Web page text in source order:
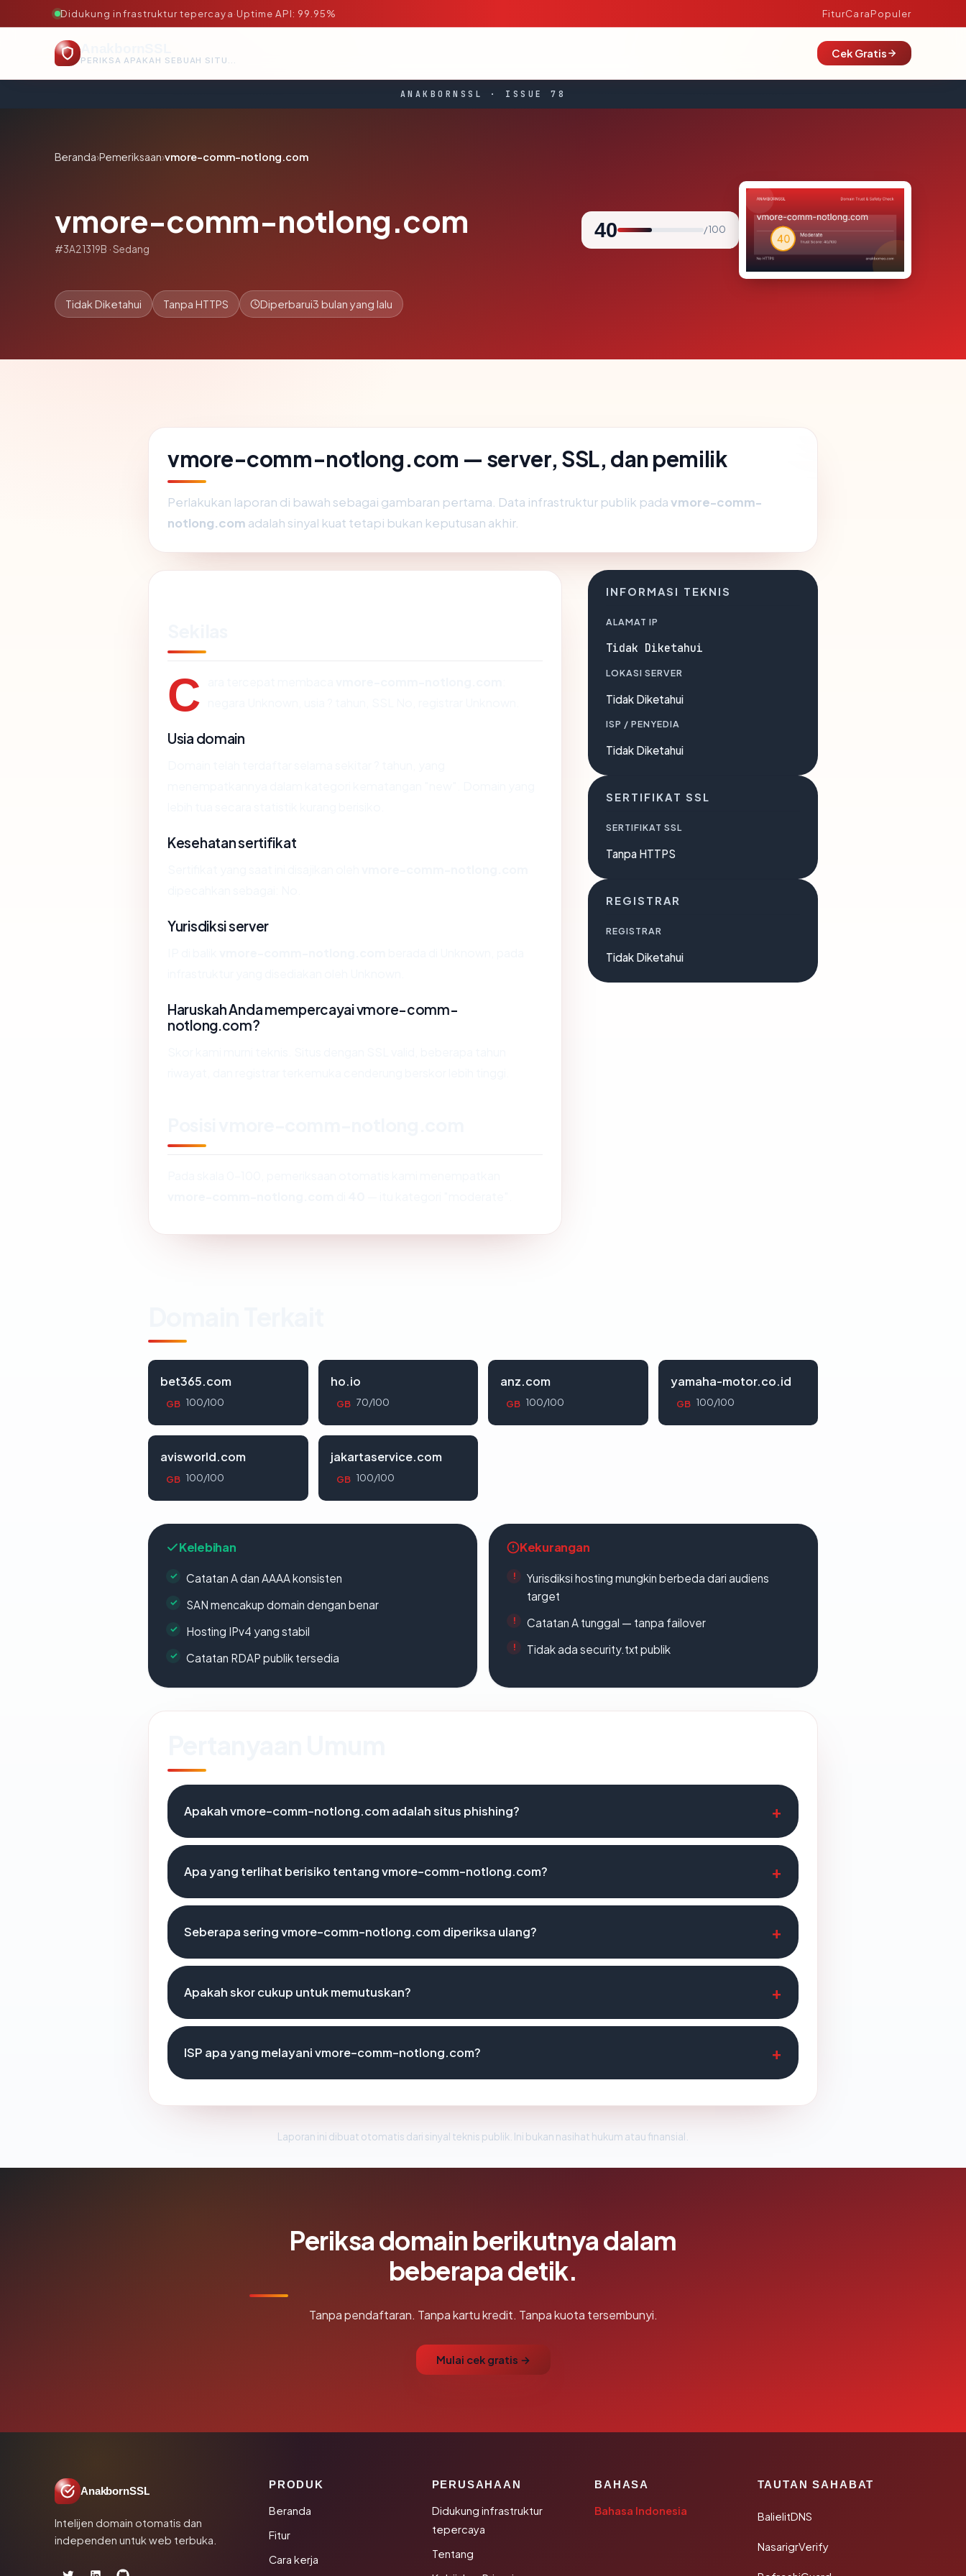
Didukung infrastruktur tepercaya·Uptime API: 99.95% FiturCaraPopuler
PERIKSA APAKAH SEBUAH SITUS AMAN, TEPERCAYA, DAN TERVERIFIKASI DALAM HITUNGAN DETIK.
Cek Gratis
ANAKBORNSSL · ISSUE 78
Beranda›Pemeriksaan›vmore-comm-notlong.com
vmore-comm-notlong.com
#3A21319B · Sedang
40 / 100
Tidak Diketahui Tanpa HTTPS Diperbarui3 bulan yang lalu
vmore-comm-notlong.com — server, SSL, dan pemilik
Perlakukan laporan di bawah sebagai gambaran pertama. Data infrastruktur publik padavmore-comm-
notlong.com adalah sinyal kuat tetapi bukan keputusan akhir.
C
Usia domain
Kesehatan sertifikat
Yurisdiksi server
Haruskah Anda mempercayai vmore-comm-
notlong.com?
INFORMASI TEKNIS
ALAMAT IP
Tidak Diketahui
LOKASI SERVER
Tidak Diketahui
ISP / PENYEDIA
Tidak Diketahui
SERTIFIKAT SSL
SERTIFIKAT SSL
Tanpa HTTPS
REGISTRAR
REGISTRAR
Tidak Diketahui
bet365.com
GB 100/100
ho.io
GB 70/100
anz.com
GB 100/100
yamaha-motor.co.id
GB 100/100
avisworld.com
GB 100/100
jakartaservice.com
GB 100/100
Kelebihan
Catatan A dan AAAA konsisten
SAN mencakup domain dengan benar
Hosting IPv4 yang stabil
Catatan RDAP publik tersedia
Kekurangan
Yurisdiksi hosting mungkin berbeda dari audiens
target
Catatan A tunggal — tanpa failover
Tidak ada security.txt publik
Apakah vmore-comm-notlong.com adalah situs phishing?
Apa yang terlihat berisiko tentang vmore-comm-notlong.com?
Seberapa sering vmore-comm-notlong.com diperiksa ulang?
Apakah skor cukup untuk memutuskan?
ISP apa yang melayani vmore-comm-notlong.com?
Laporan ini dibuat otomatis dari sinyal teknis publik. Ini bukan nasihat hukum atau finansial.
Periksa domain berikutnya dalam
beberapa detik.
Tanpa pendaftaran. Tanpa kartu kredit. Tanpa kuota tersembunyi.
Mulai cek gratis →
AnakbornSSL
Intelijen domain otomatis dan
independen untuk web terbuka.
PRODUK
Beranda
Fitur
Cara kerja
PERUSAHAAN
Didukung infrastruktur
tepercaya
Tentang
BAHASA
Bahasa Indonesia
TAUTAN SAHABAT
BalielitDNS
NasarigrVerify